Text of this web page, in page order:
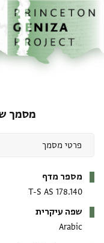
לתוכןהבית
מסמך
מספר מדף
T-S AS 178.140
שפה עיקרית
Arabic